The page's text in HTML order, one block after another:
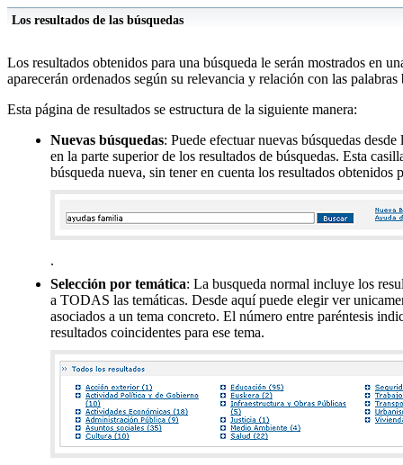
Los resultados de las búsquedas
Los resultados obtenidos para una búsqueda le serán mostrados en
aparecerán ordenados según su relevancia y relación con las palabras
Esta página de resultados se estructura de la siguiente manera:
Nuevas búsquedas: Puede efectuar nuevas búsquedas
en la parte superior de los resultados de búsquedas. Esta
búsqueda nueva, sin tener en cuenta los resultados obtenidos
.
Selección por temática: La busqueda normal incluye los
a TODAS las temáticas. Desde aquí puede elegir ver
asociados a un tema concreto. El número entre paréntesis
resultados coincidentes para ese tema.